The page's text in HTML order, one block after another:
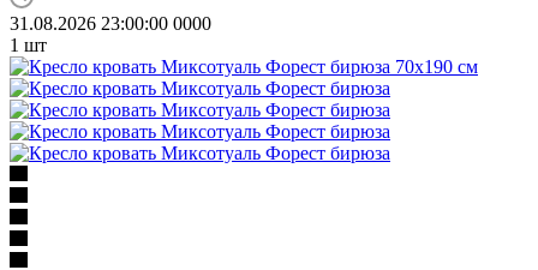
31.08.2026 23:00:00 0000
1 шт